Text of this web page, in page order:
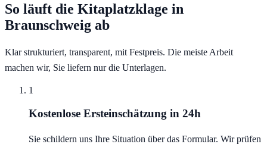
So läuft die Kitaplatzklage in
Braunschweig ab
Klar strukturiert, transparent, mit Festpreis. Die meiste Arbeit
machen wir, Sie liefern nur die Unterlagen.
1
Kostenlose Ersteinschätzung in 24h
Sie schildern uns Ihre Situation über das Formular. Wir prüfen